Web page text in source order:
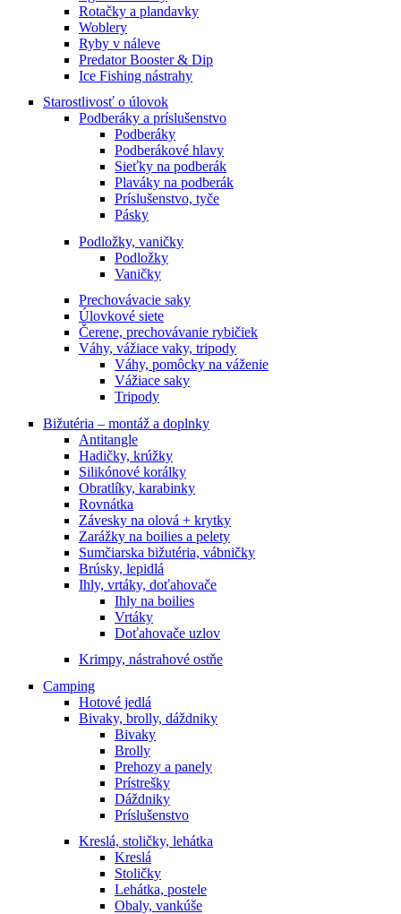
Rotačky a plandavky
Woblery
Ryby v náleve
Predator Booster & Dip
Ice Fishing nástrahy
Starostlivosť o úlovok
Podberáky a príslušenstvo
Podberáky
Podberákové hlavy
Sieťky na podberák
Plaváky na podberák
Príslušenstvo, tyče
Pásky
Podložky, vaničky
Podložky
Vaničky
Prechovávacie saky
Úlovkové siete
Čerene, prechovávanie rybičiek
Váhy, vážiace vaky, tripody
Váhy, pomôcky na váženie
Vážiace saky
Tripody
Bižutéria – montáž a doplnky
Antitangle
Hadičky, krúžky
Silikónové korálky
Obratlíky, karabinky
Rovnátka
Závesky na olová + krytky
Zarážky na boilies a pelety
Sumčiarska bižutéria, vábničky
Brúsky, lepidlá
Ihly, vrtáky, doťahovače
Ihly na boilies
Vrtáky
Doťahovače uzlov
Krimpy, nástrahové ostňe
Camping
Hotové jedlá
Bivaky, brolly, dáždniky
Bivaky
Brolly
Prehozy a panely
Prístrešky
Dáždniky
Príslušenstvo
Kreslá, stoličky, lehátka
Kreslá
Stoličky
Lehátka, postele
Obaly, vankúše